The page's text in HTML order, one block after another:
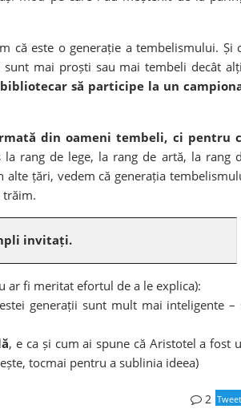
că este o generație a tembelismului. Și
sunt mai proști sau mai tembeli decât
să participe la un
din oameni tembeli, ci pentru
la rang de lege, la rang de artă, la rang
țări, vedem că generația
trăim.
invitați.
ar fi meritat efortul de a le explica):
generații sunt mult mai inteligente –
, e ca și cum ai spune că Aristotel a fost
tocmai pentru a sublinia ideea)
Tweet
2